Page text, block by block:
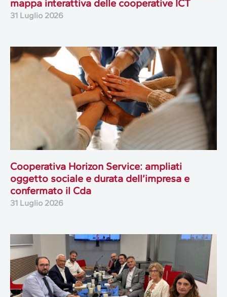
mappa interattiva delle cooperative ICT
31 Luglio 2026
Cooperativa Horizon Service: ampliati
oggetto sociale e durata dell’impresa e
confermato il Cda
31 Luglio 2026